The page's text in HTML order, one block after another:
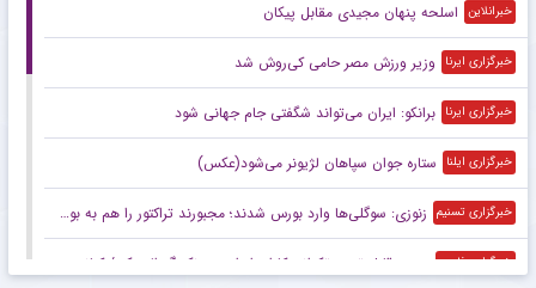
خبرانلاین اسلحه پنهان مجیدی مقابل پیکان
خبرگزاری ایرنا وزیر ورزش مصر حامی کی‌روش شد
خبرگزاری ایرنا برانکو: ایران می‌تواند شگفتی جام جهانی شود
خبرگزاری ایلنا ستاره جوان سپاهان لژیونر می‌شود(عکس)
خبرگزاری تسنیم زنوزی: سوگلی‌ها وارد بورس شدند؛ مجبورند تراکتور را هم به بورس ببرند/ بدهی‌های ما کمتر از ۲ میلیارد تومان است
خبرگزاری فارس صعود قابل توجه تکواندوکاران ایران در رنکینگ المپیکی/ کیانی و میرحسینی در جمع ۲۰ تکواندوکار برتر جهان